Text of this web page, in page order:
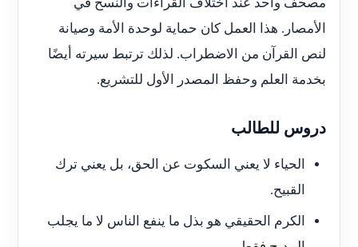
الأمصار. هذا العمل كان حماية لوحدة الأمة وصيانة
لنص القرآن من الاضطراب. لذلك ترتبط سيرته أيضًا
بخدمة العلم وحفظ المصدر الأول للتشريع.
دروس للطالب
الحياء لا يعني السكوت عن الحق، بل يعني ترك
القبيح.
الكرم الحقيقي هو بذل ما ينفع الناس لا ما يجلب